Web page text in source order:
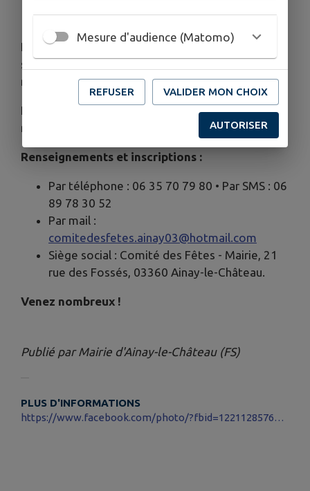
Le soir : Jambon à la broche
Le petit + :
Restez avec nous pour prolonger la
soirée et profitez du magnifique
nocturne
INFORMATIONS EXPOSANTS :
• Tarif : 2€ le
mètre linéaire (limité à 10 mètres par exposant).
Renseignements et inscriptions :
Par téléphone : 06 35 70 79 80 • Par SMS : 06
89 78 30 52
Par mail :
comitedesfetes.ainay03@hotmail.com
Siège social : Comité des Fêtes - Mairie, 21
rue des Fossés, 03360 Ainay-le-Château.
Venez nombreux !
Publié par Mairie d'Ainay-le-Château (FS)
PLUS D'INFORMATIONS
https://www.facebook.com/photo/?fbid=122112857631269765&set=gm.1160306929566297&idorvanity=1087634013500256
Mesure d'audience (Matomo)
REFUSER VALIDER MON CHOIX
AUTORISER